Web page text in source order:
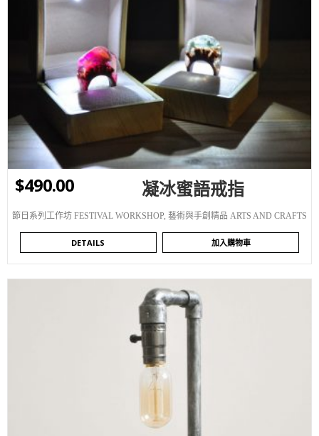
WISHLIST
$490.00 凝冰蜜語戒指
節日系列工作坊 FESTIVAL WORKSHOP, 藝術與手創精品 ARTS AND CRAFTS
DETAILS 加入購物車